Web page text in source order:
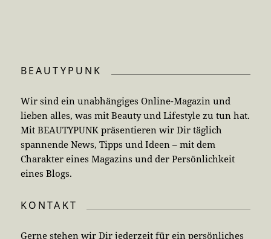
BEAUTYPUNK
Wir sind ein unabhängiges Online-Magazin und
lieben alles, was mit Beauty und Lifestyle zu tun hat.
Mit BEAUTYPUNK präsentieren wir Dir täglich
spannende News, Tipps und Ideen – mit dem
Charakter eines Magazins und der Persönlichkeit
eines Blogs.
KONTAKT
Gerne stehen wir Dir jederzeit für ein persönliches